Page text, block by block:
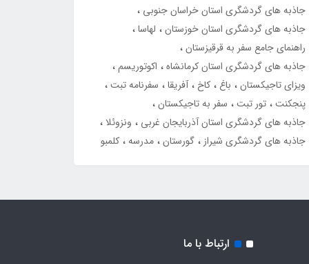
جاذبه های گردشگری استان خراسان جنوبی
جاذبه های گردشگری استان خوزستان لهاسا
راهنمای جامع سفر به قرقیزستان
جاذبه های گردشگری استان کرمانشاه اکوتوریسم
ویزای تاجیکستان باغ کاخ آفریقا سفرنامه تبت
پنجکنت تور تبت سفر به تاجیکستان
جاذبه های گردشگری استان آذربایجان غربی ونزوئلا
جاذبه های گردشگری شیراز گورستان مدرسه کلمبو
ارتباط با ما